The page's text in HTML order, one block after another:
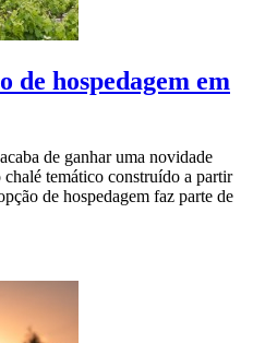
de hospedagem em
de ganhar uma novidade
temático construído a partir
de hospedagem faz parte de